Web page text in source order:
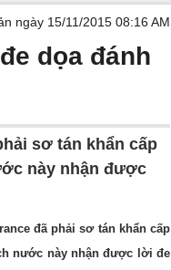
ngày 15/11/2015 08:16 AM
dọa đánh
sơ tán khẩn cấp
này nhận được
đã phải sơ tán khẩn cấp
nước này nhận được lời đe